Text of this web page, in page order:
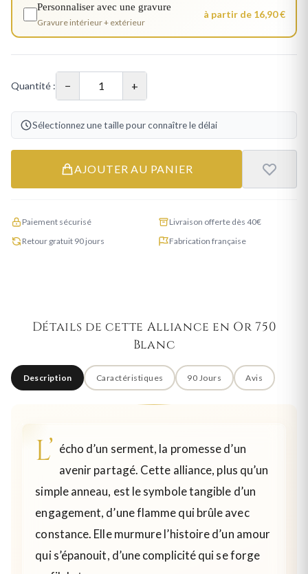
Personnaliser avec une gravure
Gravure intérieur + extérieur
à partir de 16,90 €
Quantité : − +
Sélectionnez une taille pour connaître le délai
AJOUTER AU PANIER
Paiement sécurisé
Livraison offerte dès 40€
Retour gratuit 90 jours
Fabrication française
Détails de cette Alliance en Or 750
Blanc
Description Caractéristiques 90 Jours Avis
L’ écho d’un serment, la promesse d’un
avenir partagé. Cette alliance, plus qu’un
simple anneau, est le symbole tangible d’un
engagement, d’une flamme qui brûle avec
constance. Elle murmure l’histoire d’un amour
qui s’épanouit, d’une complicité qui se forge